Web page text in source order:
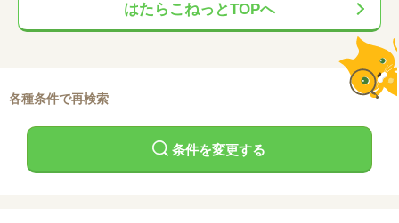
はたらこねっとTOPへ
各種条件で再検索
条件を変更する